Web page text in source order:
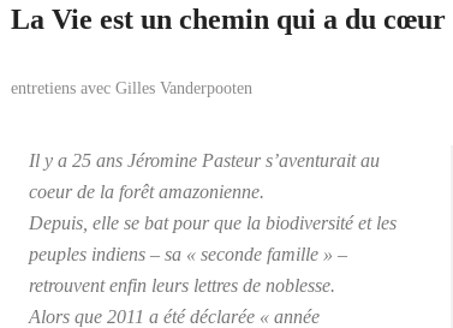
La Vie est un chemin qui a du cœur
entretiens avec Gilles Vanderpooten
Il y a 25 ans Jéromine Pasteur s’aventurait au
coeur de la forêt amazonienne.
Depuis, elle se bat pour que la biodiversité et les
peuples indiens – sa « seconde famille » –
retrouvent enfin leurs lettres de noblesse.
Alors que 2011 a été déclarée « année